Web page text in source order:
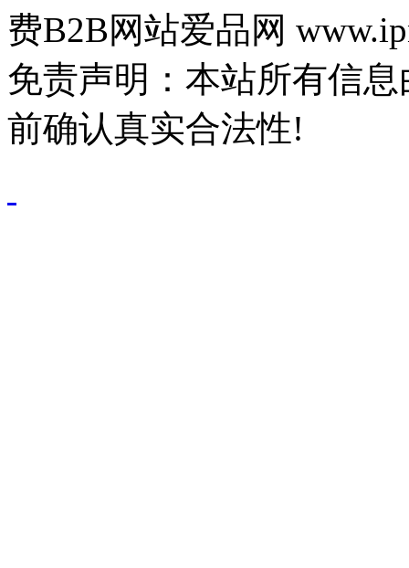
费B2B网站爱品网
免责声明：本站所有信
前确认真实合法性!